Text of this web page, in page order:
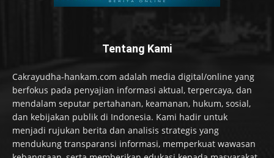
Tentang Kami
Cakrayudha-hankam.com adalah media digital/online yang
berfokus pada penyajian informasi aktual, terpercaya, dan
mendalam seputar pertahanan, keamanan, hukum, sosial,
dan kebijakan publik di Indonesia. Kami hadir untuk
menjadi rujukan berita dan analisis strategis yang
mendukung transparansi informasi, memperkuat wawasan